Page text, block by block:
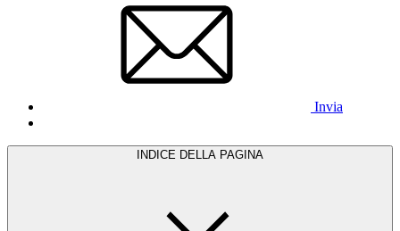
Invia
INDICE DELLA PAGINA